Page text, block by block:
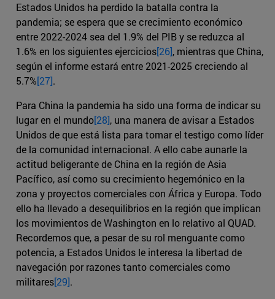
Estados Unidos ha perdido la batalla contra la
pandemia; se espera que se crecimiento económico
entre 2022-2024 sea del 1.9% del PIB y se reduzca al
1.6% en los siguientes ejercicios[26], mientras que China,
según el informe estará entre 2021-2025 creciendo al
5.7%[27].
Para China la pandemia ha sido una forma de indicar su
lugar en el mundo[28], una manera de avisar a Estados
Unidos de que está lista para tomar el testigo como líder
de la comunidad internacional. A ello cabe aunarle la
actitud beligerante de China en la región de Asia
Pacífico, así como su crecimiento hegemónico en la
zona y proyectos comerciales con África y Europa. Todo
ello ha llevado a desequilibrios en la región que implican
los movimientos de Washington en lo relativo al QUAD.
Recordemos que, a pesar de su rol menguante como
potencia, a Estados Unidos le interesa la libertad de
navegación por razones tanto comerciales como
militares[29].